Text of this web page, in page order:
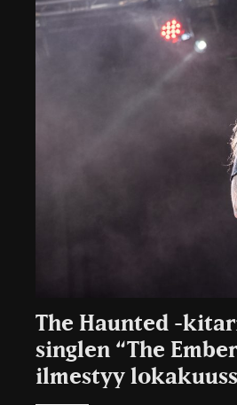
The Haunted -
singlen “The
ilmestyy